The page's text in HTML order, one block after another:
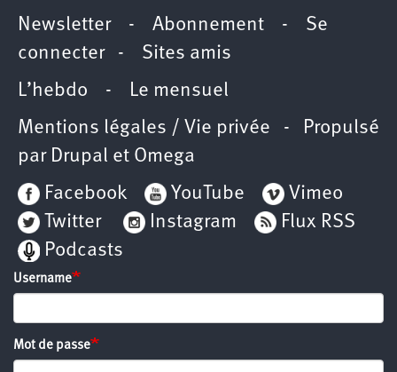
Newsletter- Abonnement - Se
connecter- Sites amis
L’hebdo - Le mensuel
Mentions légales / Vie privée - Propulsé
par Drupal et Omega
Facebook
YouTube
Vimeo
Twitter
Instagram
Flux RSS
Podcasts
Username
Mot de passe